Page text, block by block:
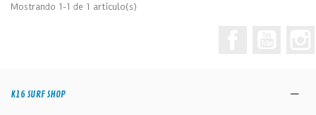
Mostrando 1-1 de 1 artículo(s)
K16 SURF SHOP